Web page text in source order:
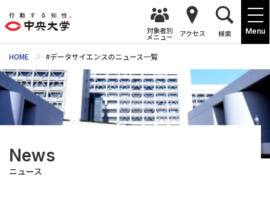
Menu
対象者別
メニュー アクセス 検索
HOME #データサイエンスのニュース一覧
News
ニュース